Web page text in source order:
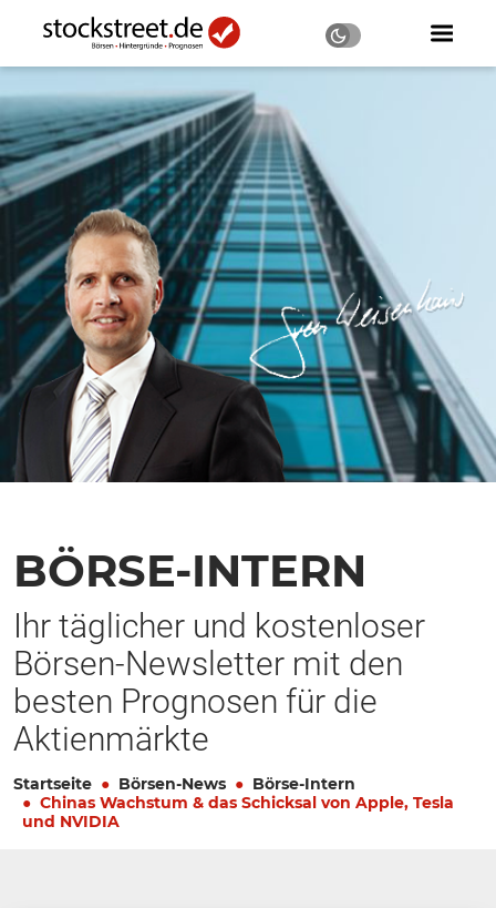
BÖRSE-INTERN
Ihr täglicher und kostenloser
Börsen-Newsletter mit den
besten Prognosen für die
Aktienmärkte
Startseite Börsen-News
Börse-Intern
Chinas Wachstum & das Schicksal von Apple, Tesla
und NVIDIA